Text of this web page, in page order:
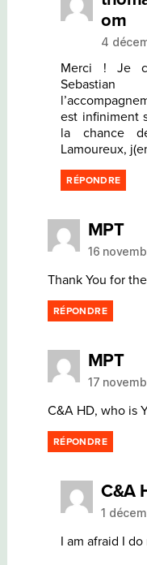
omdit :
4
Merci ! Je
est infiniment
la chance
Lamoureux,
RÉPONDRE
MPTdit :
16
Thank You for
RÉPONDRE
MPTdit :
17
C&A HD, who is
RÉPONDRE
C&A
1
I am afraid I